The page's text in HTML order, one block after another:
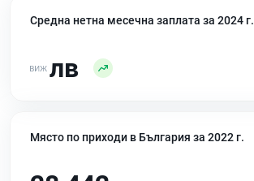
Средна нетна месечна заплата за 2024 г.
лв
Място по приходи в България за 2022 г.